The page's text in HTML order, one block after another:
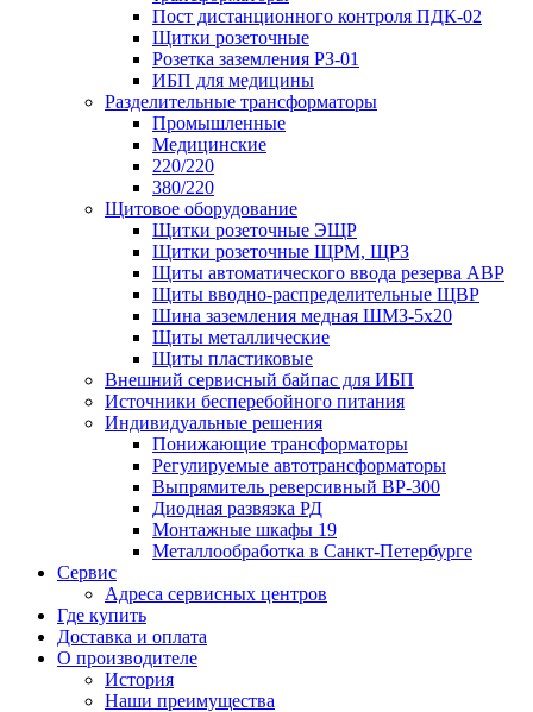
Пост дистанционного контроля ПДК-02
Щитки розеточные
Розетка заземления РЗ-01
ИБП для медицины
Разделительные трансформаторы
Промышленные
Медицинские
220/220
380/220
Щитовое оборудование
Щитки розеточные ЭЩР
Щитки розеточные ЩРМ, ЩРЗ
Щиты автоматического ввода резерва АВР
Щиты вводно-распределительные ЩВР
Шина заземления медная ШМЗ-5х20
Щиты металлические
Щиты пластиковые
Внешний сервисный байпас для ИБП
Источники бесперебойного питания
Индивидуальные решения
Понижающие трансформаторы
Регулируемые автотрансформаторы
Выпрямитель реверсивный ВР-300
Диодная развязка РД
Монтажные шкафы 19
Металлообработка в Санкт-Петербурге
Сервис
Адреса сервисных центров
Где купить
Доставка и оплата
О производителе
История
Наши преимущества